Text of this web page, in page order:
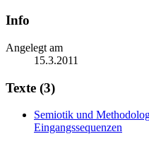
Info
Angelegt am
15.3.2011
Texte (3)
Semiotik und
Eingangssequenzen